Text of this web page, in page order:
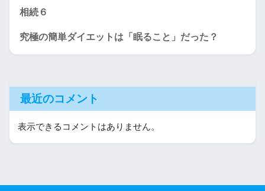
相続６
究極の簡単ダイエットは「眠ること」だった？
最近のコメント
表示できるコメントはありません。